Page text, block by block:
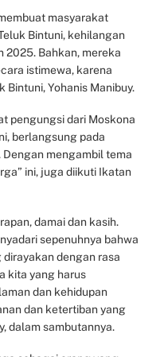
masyarakat
Bintuni, kehilangan
2025. Bahkan, mereka
istimewa, karena
Yohanis Manibuy.
pengungsi dari Moskona
berlangsung pada
Dengan mengambil tema
ini, juga diikuti Ikatan
damai dan kasih.
sepenuhnya bahwa
dengan rasa
kita yang harus
dan kehidupan
dan ketertiban yang
dalam sambutannya.